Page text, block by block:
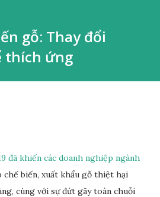
gỗ: Thay đổi
thích ứng
đã khiến các doanh nghiệp ngành
chế biến, xuất khẩu gỗ thiệt hại
cùng với sự đứt gãy toàn chuỗi